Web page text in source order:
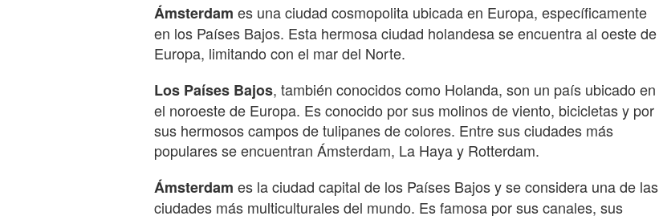
Ámsterdam es una ciudad cosmopolita ubicada en Europa, específicamente
en los Países Bajos. Esta hermosa ciudad holandesa se encuentra al oeste de
Europa, limitando con el mar del Norte.
Los Países Bajos, también conocidos como Holanda, son un país ubicado en
el noroeste de Europa. Es conocido por sus molinos de viento, bicicletas y por
sus hermosos campos de tulipanes de colores. Entre sus ciudades más
populares se encuentran Ámsterdam, La Haya y Rotterdam.
Ámsterdam es la ciudad capital de los Países Bajos y se considera una de las
ciudades más multiculturales del mundo. Es famosa por sus canales, sus